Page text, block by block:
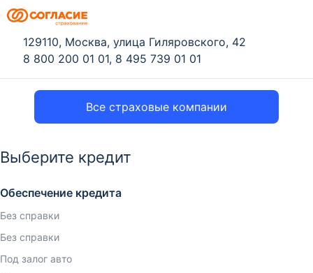
Все страховые компании
129110, Москва, улица Гиляровского, 42
8 800 200 01 01, 8 495 739 01 01
Выберите кредит
Обеспечение кредита
Без справки
Без справки
Под залог авто